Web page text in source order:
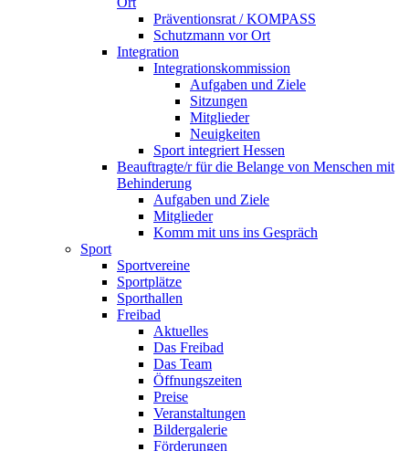
Präventionsrat / KOMPASS
Schutzmann vor Ort
Integration
Integrationskommission
Aufgaben und Ziele
Sitzungen
Mitglieder
Neuigkeiten
Sport integriert Hessen
Beauftragte/r für die Belange von Menschen mit
Behinderung
Aufgaben und Ziele
Mitglieder
Komm mit uns ins Gespräch
Sport
Sportvereine
Sportplätze
Sporthallen
Freibad
Aktuelles
Das Freibad
Das Team
Öffnungszeiten
Preise
Veranstaltungen
Bildergalerie
Förderungen